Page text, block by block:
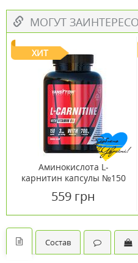
МОГУТ
ХИТ
Аминокислота L-
карнитин капсулы №150
559 грн
Состав